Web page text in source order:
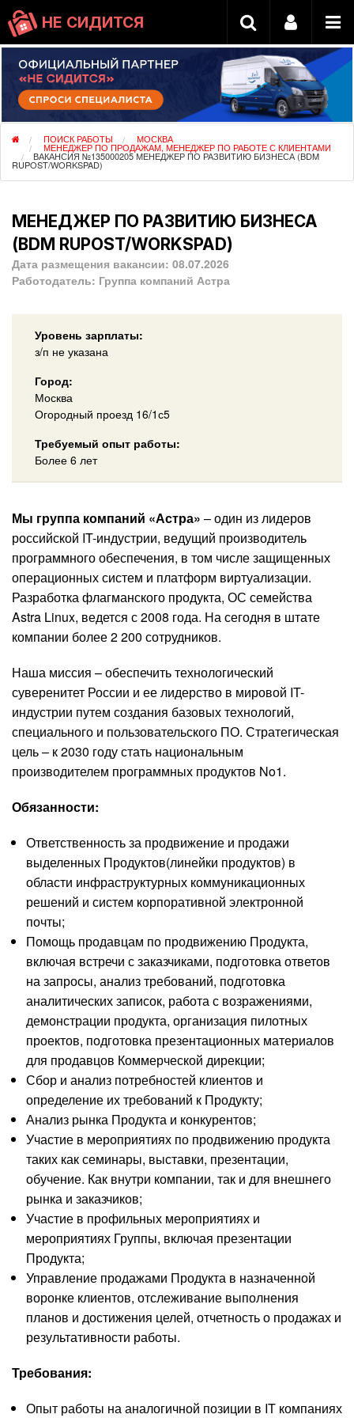
НЕ СИДИТСЯ
ПОИСК РАБОТЫ МОСКВА
МЕНЕДЖЕР ПО ПРОДАЖАМ, МЕНЕДЖЕР ПО РАБОТЕ С КЛИЕНТАМИ
ВАКАНСИЯ №135000205 МЕНЕДЖЕР ПО РАЗВИТИЮ БИЗНЕСА (BDM
RUPOST/WORKSPAD)
МЕНЕДЖЕР ПО РАЗВИТИЮ БИЗНЕСА
(BDM RUPOST/WORKSPAD)
Дата размещения вакансии: 08.07.2026
Работодатель: Группа компаний Астра
Уровень зарплаты:
з/п не указана
Город:
Москва
Огородный проезд 16/1с5
Требуемый опыт работы:
Более 6 лет
Мы группа компаний «Астра» – один из лидеров
российской IT-индустрии, ведущий производитель
программного обеспечения, в том числе защищенных
операционных систем и платформ виртуализации.
Разработка флагманского продукта, ОС семейства
Astra Linux, ведется с 2008 года. На сегодня в штате
компании более 2 200 сотрудников.
Наша миссия – обеспечить технологический
суверенитет России и ее лидерство в мировой IT-
индустрии путем создания базовых технологий,
специального и пользовательского ПО. Стратегическая
цель – к 2030 году стать национальным
производителем программных продуктов No1.
Обязанности:
Ответственность за продвижение и продажи
выделенных Продуктов(линейки продуктов) в
области инфраструктурных коммуникационных
решений и систем корпоративной электронной
почты;
Помощь продавцам по продвижению Продукта,
включая встречи с заказчиками, подготовка ответов
на запросы, анализ требований, подготовка
аналитических записок, работа с возражениями,
демонстрации продукта, организация пилотных
проектов, подготовка презентационных материалов
для продавцов Коммерческой дирекции;
Сбор и анализ потребностей клиентов и
определение их требований к Продукту;
Анализ рынка Продукта и конкурентов;
Участие в мероприятиях по продвижению продукта
таких как семинары, выставки, презентации,
обучение. Как внутри компании, так и для внешнего
рынка и заказчиков;
Участие в профильных мероприятиях и
мероприятиях Группы, включая презентации
Продукта;
Управление продажами Продукта в назначенной
воронке клиентов, отслеживание выполнения
планов и достижения целей, отчетность о продажах и
результативности работы.
Требования:
Опыт работы на аналогичной позиции в IT компаниях